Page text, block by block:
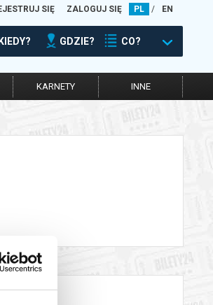
SIĘ ZALOGUJ SIĘ PL / EN
KIEDY? GDZIE? CO?
KARNETY INNE